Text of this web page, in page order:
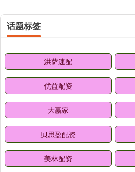
话题标签
洪萨速配
优益配资
大赢家
贝思盈配资
美林配资